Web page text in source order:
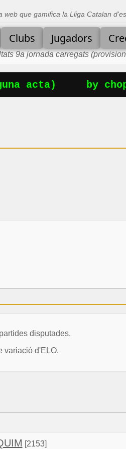
web que gamifica la Lliga Catalan
Clubs Jugadors
9a jornada carregats
acta) by
disputades.
variació d'ELO.
[2153]